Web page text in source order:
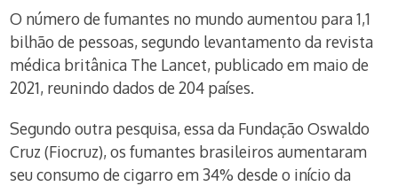
O número de fumantes no mundo aumentou para 1,1
bilhão de pessoas, segundo levantamento da revista
médica britânica The Lancet, publicado em maio de
2021, reunindo dados de 204 países.
Segundo outra pesquisa, essa da Fundação Oswaldo
Cruz (Fiocruz), os fumantes brasileiros aumentaram
seu consumo de cigarro em 34% desde o início da